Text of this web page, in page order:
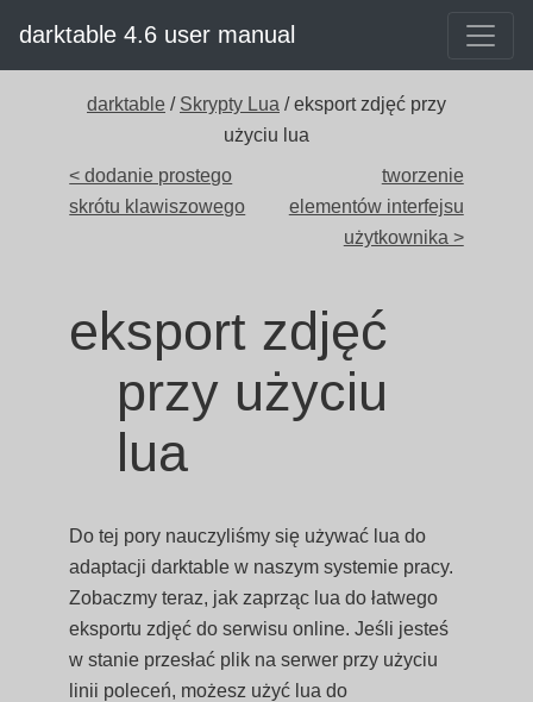
darktable 4.6 user manual
darktable / Skrypty Lua / eksport zdjęć przy
użyciu lua
< dodanie prostego
skrótu klawiszowego
tworzenie
elementów interfejsu
użytkownika >
eksport zdjęć
przy użyciu
lua
Do tej pory nauczyliśmy się używać lua do
adaptacji darktable w naszym systemie pracy.
Zobaczmy teraz, jak zaprząc lua do łatwego
eksportu zdjęć do serwisu online. Jeśli jesteś
w stanie przesłać plik na serwer przy użyciu
linii poleceń, możesz użyć lua do